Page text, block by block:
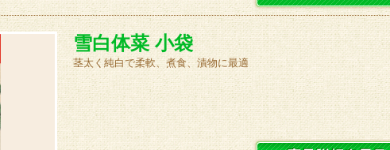
雪白体菜 小袋
茎太く純白で柔軟、煮食、漬物に最適